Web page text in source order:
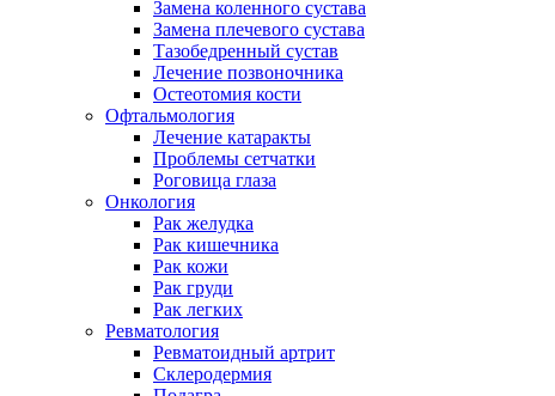
Замена коленного сустава
Замена плечевого сустава
Тазобедренный сустав
Лечение позвоночника
Остеотомия кости
Офтальмология
Лечение катаракты
Проблемы сетчатки
Роговица глаза
Онкология
Рак желудка
Рак кишечника
Рак кожи
Рак груди
Рак легких
Ревматология
Ревматоидный артрит
Склеродермия